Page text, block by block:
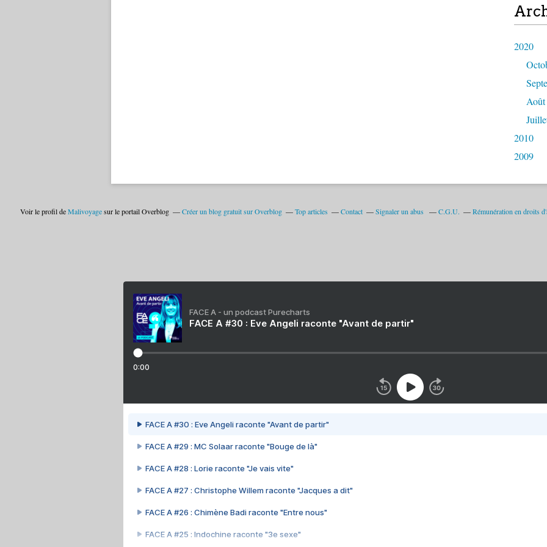
2020
Août
2010
2009
Voir le profil deMalivoyagesur le portail Overblog Créer un blog gratuit sur Overblog Top articles Contact Signaler un abus C.G.U. Rémunération en droits
FACE A - un podcast Purecharts
FACE A #30 : Eve Angeli raconte "Avant de partir"
0:00
FACE A #30 : Eve Angeli raconte "Avant de partir"
FACE A #29 : MC Solaar raconte "Bouge de là"
FACE A #28 : Lorie raconte "Je vais vite"
FACE A #27 : Christophe Willem raconte "Jacques a dit"
FACE A #26 : Chimène Badi raconte "Entre nous"
FACE A #25 : Indochine raconte "3e sexe"